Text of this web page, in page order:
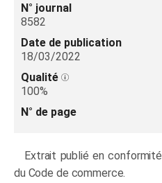
N° journal
8582
Date de publication
18/03/2022
Qualité
100%
N° de page
Extrait publié en
du Code de commerce.